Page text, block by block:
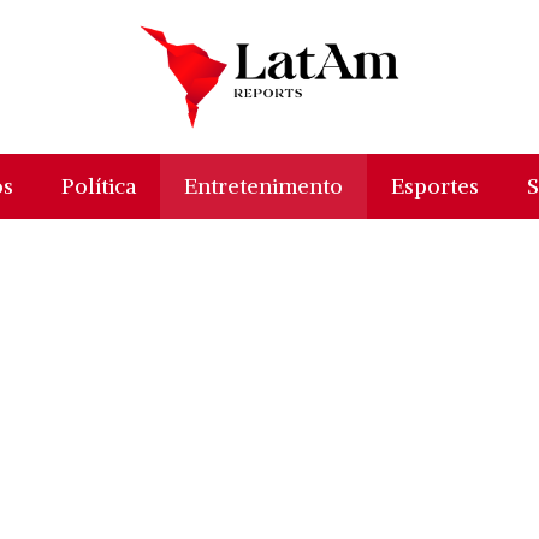
Política Entretenimento Esportes